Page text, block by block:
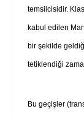
temsilcisidir.
kabul edilen
bir şekilde
tetiklendiği
Bu geçişler